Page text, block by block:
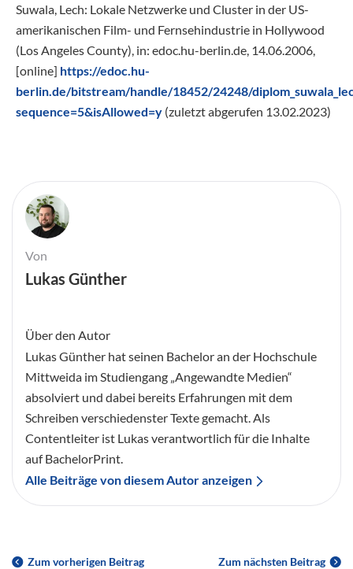
Suwala, Lech: Lokale Netzwerke und Cluster in der US-
amerikanischen Film- und Fernsehindustrie in Hollywood
(Los Angeles County), in: edoc.hu-berlin.de, 14.06.2006,
[online] https://edoc.hu-
berlin.de/bitstream/handle/18452/24248/
sequence=5&isAllowed=y (zuletzt abgerufen 13.02.2023)
Von
Lukas Günther
Über den Autor
Lukas Günther hat seinen Bachelor an der Hochschule
Mittweida im Studiengang „Angewandte Medien“
absolviert und dabei bereits Erfahrungen mit dem
Schreiben verschiedenster Texte gemacht. Als
Contentleiter ist Lukas verantwortlich für die Inhalte
auf BachelorPrint.
Alle Beiträge von diesem Autor anzeigen
Zum vorherigen Beitrag Zum nächsten Beitrag